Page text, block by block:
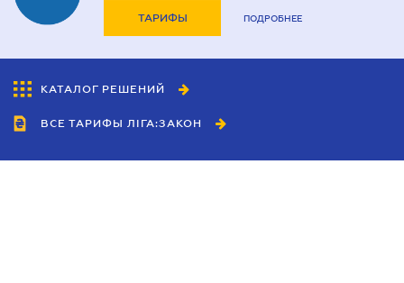
ТАРИФЫ ПОДРОБНЕЕ
КАТАЛОГ РЕШЕНИЙ
ВСЕ ТАРИФЫ ЛІГА:ЗАКОН